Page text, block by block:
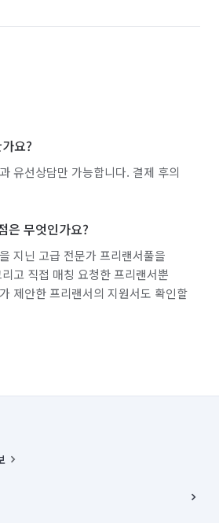
요?
유선상담만 가능합니다. 결제 후의
은 무엇인가요?
지닌 고급 전문가 프리랜서풀을
고 직접 매칭 요청한 프리랜서뿐
제안한 프리랜서의 지원서도 확인할